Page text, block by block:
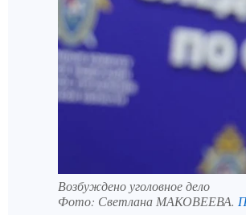
Возбуждено уголовное дело
Фото: Светлана МАКОВЕЕВА.